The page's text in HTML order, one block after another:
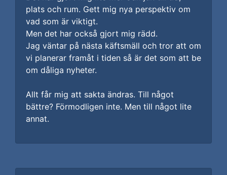
plats och rum. Gett mig nya perspektiv om
vad som är viktigt.
Men det har också gjort mig rädd.
Jag väntar på nästa käftsmäll och tror att om
vi planerar framåt i tiden så är det som att be
om dåliga nyheter.
Allt får mig att sakta ändras. Till något
bättre? Förmodligen inte. Men till något lite
annat.